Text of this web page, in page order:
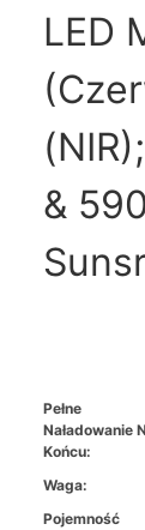
LED
&
Pełne
Naładowanie
Końcu:
Waga:
Pojemność